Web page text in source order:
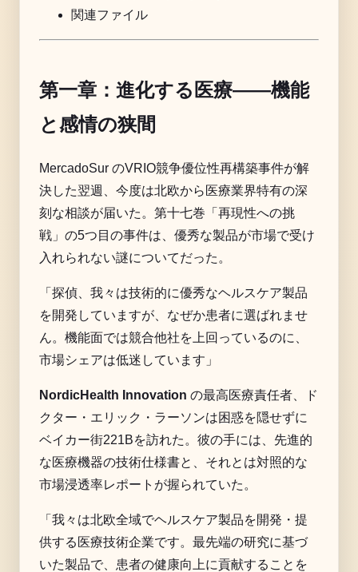
関連ファイル
第一章：進化する医療——機能
と感情の狭間
MercadoSur のVRIO競争優位性再構築事件が解
決した翌週、今度は北欧から医療業界特有の深
刻な相談が届いた。第十七巻「再現性への挑
戦」の5つ目の事件は、優秀な製品が市場で受け
入れられない謎についてだった。
「探偵、我々は技術的に優秀なヘルスケア製品
を開発していますが、なぜか患者に選ばれませ
ん。機能面では競合他社を上回っているのに、
市場シェアは低迷しています」
NordicHealth Innovation の最高医療責任者、ド
クター・エリック・ラーソンは困惑を隠せずに
ベイカー街221Bを訪れた。彼の手には、先進的
な医療機器の技術仕様書と、それとは対照的な
市場浸透率レポートが握られていた。
「我々は北欧全域でヘルスケア製品を開発・提
供する医療技術企業です。最先端の研究に基づ
いた製品で、患者の健康向上に貢献することを